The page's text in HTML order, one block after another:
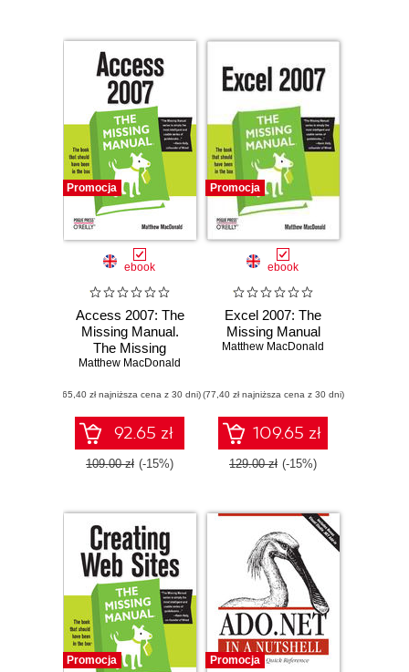
Promocja
ebook
Access 2007: The
Missing Manual.
The Missing
Manual
Matthew MacDonald
(65,40 zł najniższa cena z 30 dni)
92.65 zł
109.00 zł (-15%)
Promocja
ebook
Excel 2007: The
Missing Manual
Matthew MacDonald
(77,40 zł najniższa cena z 30 dni)
109.65 zł
129.00 zł (-15%)
Promocja Promocja